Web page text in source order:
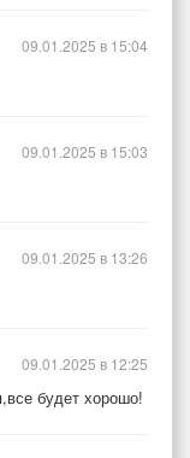
09.01.2025 в 15:04
09.01.2025 в 15:03
09.01.2025 в 13:26
будет хорошо!
09.01.2025 в 12:25